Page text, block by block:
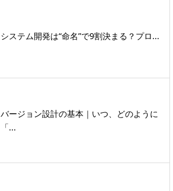
システム開発は“命名”で9割決まる？プロ...
バージョン設計の基本｜いつ、どのように
「...